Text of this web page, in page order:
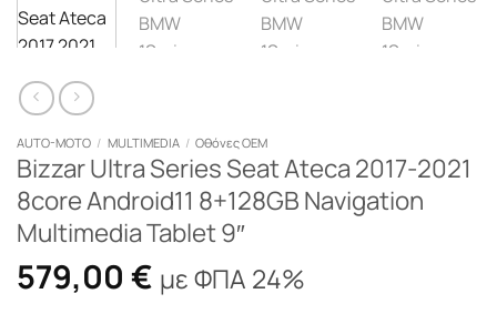
AUTO-MOTO / MULTIMEDIA / Οθόνες OEM
Bizzar Ultra Series Seat Ateca 2017-2021
8core Android11 8+128GB Navigation
Multimedia Tablet 9″
579,00 € με ΦΠΑ 24%